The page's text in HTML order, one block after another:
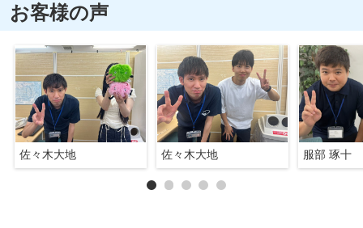
お客様の声
佐々木大地 佐々木大地 服部 琢十